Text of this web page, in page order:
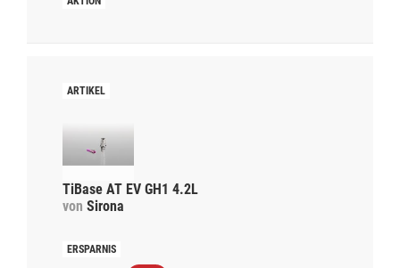
TiBase AT EV GH1 4.2L
von Sirona